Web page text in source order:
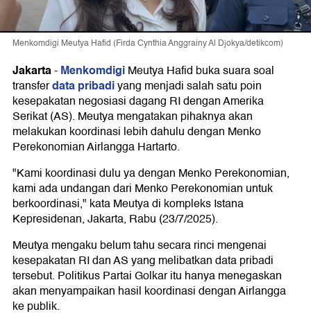
Menkomdigi Meutya Hafid (Firda Cynthia Anggrainy Al Djokya/detikcom)
Jakarta-MenkomdigiMeutya Hafid buka suara soal
transferdata pribadiyang menjadi salah satu poin
kesepakatan negosiasi dagang RI dengan Amerika
Serikat (AS). Meutya mengatakan pihaknya akan
melakukan koordinasi lebih dahulu dengan Menko
Perekonomian Airlangga Hartarto.
"Kami koordinasi dulu ya dengan Menko Perekonomian,
kami ada undangan dari Menko Perekonomian untuk
berkoordinasi," kata Meutya di kompleks Istana
Kepresidenan, Jakarta, Rabu (23/7/2025).
Meutya mengaku belum tahu secara rinci mengenai
kesepakatan RI dan AS yang melibatkan data pribadi
tersebut. Politikus Partai Golkar itu hanya menegaskan
akan menyampaikan hasil koordinasi dengan Airlangga
ke publik.